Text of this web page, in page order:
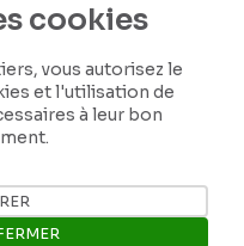
cookies
vous autorisez le
et l'utilisation de
à leur bon